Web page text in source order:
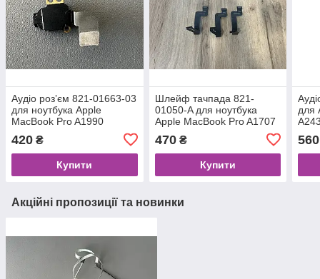
Аудіо розʼєм 821-01663-03
для ноутбука Apple
MacBook Pro A1990
420 ₴
Купити
Шлейф тачпада 821-
01050-A для ноутбука
Apple MacBook Pro A1707
470₴
Купити
для
560
Акційні пропозиції та новинки